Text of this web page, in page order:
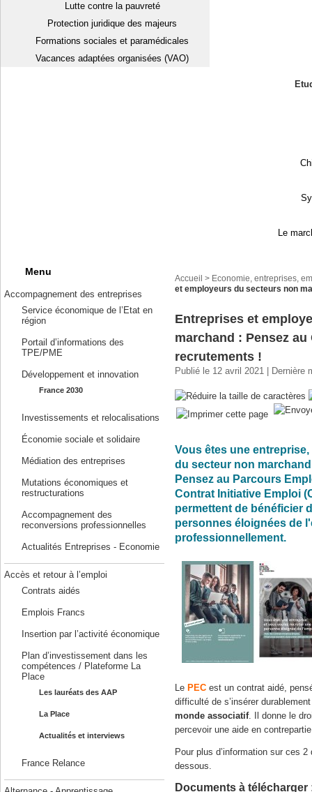
Lutte contre la pauvreté
Protection juridique des majeurs
Formations sociales et paramédicales
Vacances adaptées organisées (VAO)
Le
Menu
Accompagnement des entreprises
Service économique de l’Etat en
région
Portail d’informations des
TPE/PME
Développement et innovation
France 2030
Investissements et relocalisations
Économie sociale et solidaire
Médiation des entreprises
Mutations économiques et
restructurations
Accompagnement des
reconversions professionnelles
Actualités Entreprises - Economie
Accès et retour à l’emploi
Contrats aidés
Emplois Francs
Insertion par l’activité économique
Plan d’investissement dans les
compétences / Plateforme La
Place
Les lauréats des AAP
La Place
Actualités et interviews
France Relance
Accueil > Economie, entreprises,
et employeurs du secteurs non
Entreprises et
marchand : Pensez
recrutements !
Publié le 12 avril 2021 | Dernière
Vous êtes une
du secteur non
Pensez au Parcours
Contrat Initiative Emploi
permettent de bénéficier
personnes éloignées de
professionnellement.
Le PEC est un contrat aidé,
difficulté de s’insérer
monde associatif. Il donne le
percevoir une aide en
Pour plus d’information sur ces
dessous.
Documents à télécharger